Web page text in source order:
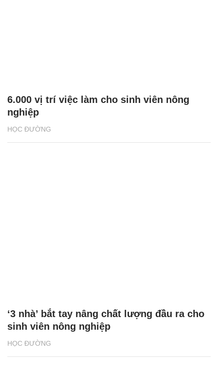
HỌC ĐƯỜNG
6.000 vị trí việc làm cho sinh viên nông
nghiệp
HỌC ĐƯỜNG
‘3 nhà’ bắt tay nâng chất lượng đầu ra cho
sinh viên nông nghiệp